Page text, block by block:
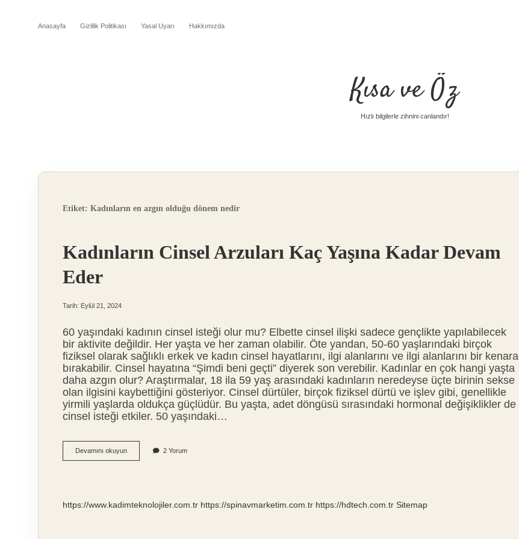
Anasayfa Gizlilik Politikası Yasal Uyarı Hakkımızda
Kısa ve Öz
Hızlı bilgilerle zihnini canlandır!
Etiket: Kadınların en azgın olduğu dönem nedir
Kadınların Cinsel Arzuları Kaç Yaşına Kadar Devam
Eder
Tarih: Eylül 21, 2024
60 yaşındaki kadının cinsel isteği olur mu? Elbette cinsel ilişki sadece gençlikte yapılabilecek
bir aktivite değildir. Her yaşta ve her zaman olabilir. Öte yandan, 50-60 yaşlarındaki birçok
fiziksel olarak sağlıklı erkek ve kadın cinsel hayatlarını, ilgi alanlarını ve ilgi alanlarını bir kenara
bırakabilir. Cinsel hayatına “Şimdi beni geçti” diyerek son verebilir. Kadınlar en çok hangi yaşta
daha azgın olur? Araştırmalar, 18 ila 59 yaş arasındaki kadınların neredeyse üçte birinin sekse
olan ilgisini kaybettiğini gösteriyor. Cinsel dürtüler, birçok fiziksel dürtü ve işlev gibi, genellikle
yirmili yaşlarda oldukça güçlüdür. Bu yaşta, adet döngüsü sırasındaki hormonal değişiklikler de
cinsel isteği etkiler. 50 yaşındaki…
Devamını okuyunKadınların
Cinsel
Devam
2 Yorum
https://www.kadimteknolojiler.com.tr https://spinavmarketim.com.tr https://hdtech.com.tr Sitemap